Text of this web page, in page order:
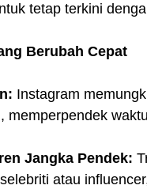
tetap terkini
Berubah Cepat
Instagram
memperpendek
Jangka Pendek:
atau